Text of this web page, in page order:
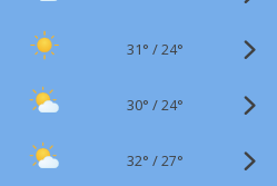
31° /24°
30° /24°
32° /27°